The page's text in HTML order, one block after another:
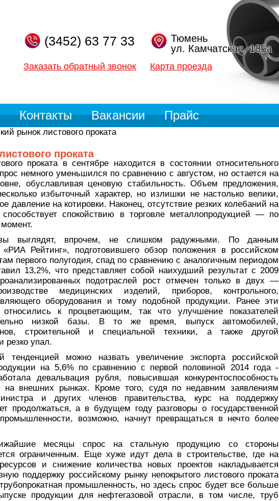
(3452) 63 77 33
Заказать обратный звонок
Тюмень
ул. Камчатская, 185а
Карта проезда
Контакты Вакансии Прайс
рынок листового проката
проката
проката в сентябре находится в состоянии относительного
немного уменьшился по сравнению с августом, но остается на
обуславливая ценовую стабильность. Объем предложения,
избыточный характер, но излишки не настолько велики,
давление на котировки. Наконец, отсутствие резких колебаний на
спокойствию в торговле металлопродукцией — по
выглядят, впрочем, не слишком радужными. По данным
«РИА Рейтинг», подготовившего обзор положения в российском
первого полугодия, спад по сравнению с аналогичным периодом
13,2%, что представляет собой наихудший результат с 2009
подотраслей рост отмечен только в двух —
медицинских изделий, приборов, контрольного,
оборудования и тому подобной продукции. Ранее эти
к процветающим, так что улучшение показателей
низкой базы. В то же время, выпуск автомобилей,
строительной и специальной техники, а также другой
резко упал.
тенденцией можно назвать увеличение экспорта российской
на 5,6% по сравнению с первой половиной 2014 года -
девальвация рубля, повысившая конкурентоспособность
на внешних рынках. Кроме того, судя по недавним заявлениям
и других членов правительства, курс на поддержку
продолжаться, а в будущем году разговоры о государственной
возможно, начнут превращаться в нечто более
месяцы спрос на стальную продукцию со стороны
ограниченным. Еще хуже идут дела в строительстве, где на
и снижение количества новых проектов накладывается
поддержку российскому рынку непокрытого листового проката
промышленность, но здесь спрос будет все больше
продукции для нефтегазовой отрасли, в том числе, труб